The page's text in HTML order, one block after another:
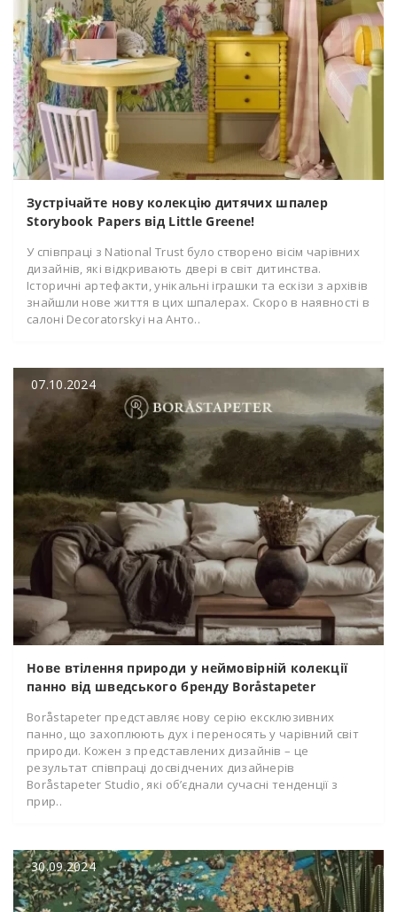
Зустрічайте нову колекцію дитячих шпалер
Storybook Papers від Little Greene!
У співпраці з National Trust було створено вісім чарівних
дизайнів, які відкривають двері в світ дитинства.
Історичні артефакти, унікальні іграшки та ескізи з архівів
знайшли нове життя в цих шпалерах. Скоро в наявності в
салоні Decoratorskyi на Анто..
07.10.2024
Нове втілення природи у неймовірній колекції
панно від шведського бренду Boråstapeter
Boråstapeter представляє нову серію ексклюзивних
панно, що захоплюють дух і переносять у чарівний світ
природи. Кожен з представлених дизайнів – це
результат співпраці досвідчених дизайнерів
Boråstapeter Studio, які об’єднали сучасні тенденції з
прир..
30.09.2024